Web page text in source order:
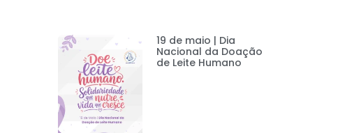
19 de maio | Dia
Nacional da Doação
de Leite Humano